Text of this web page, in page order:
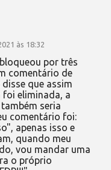
às 18:32
por três
comentário de
que assim
foi eliminada, a
seria
comentário foi:
apenas isso e
quando meu
vou mandar uma
o próprio